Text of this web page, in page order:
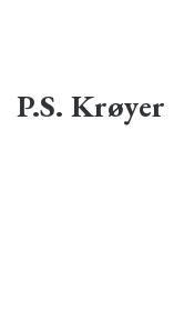
P.S. Krøyer